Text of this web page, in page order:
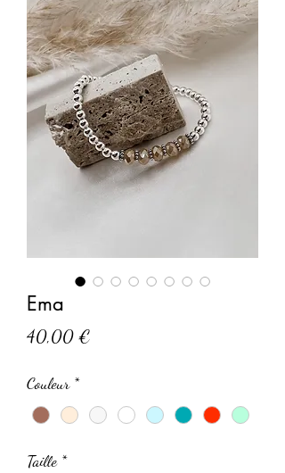
Ema
40,00 €
Couleur *
Taille *